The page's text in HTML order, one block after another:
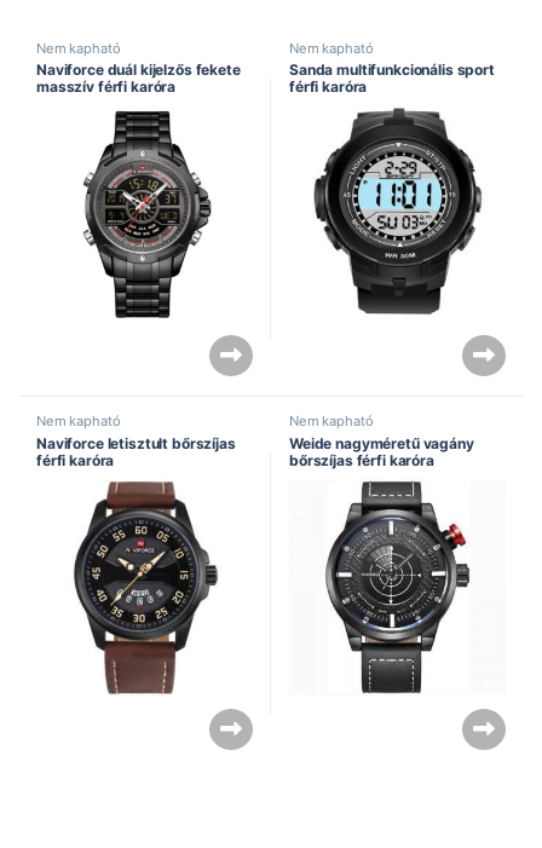
Nem kapható
Naviforce duál kijelzős fekete
masszív férfi karóra
Nem kapható
Sanda multifunkcionális sport
férfi karóra
Nem kapható
Naviforce letisztult bőrszíjas
férfi karóra
Nem kapható
Weide nagyméretű vagány
bőrszíjas férfi karóra